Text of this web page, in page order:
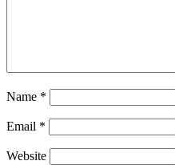
Name *
Email *
Website